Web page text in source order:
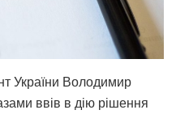
України Володимир
ввів в дію рішення